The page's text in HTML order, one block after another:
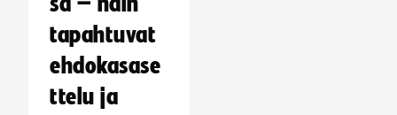
tapahtuvat
ehdokasase
ttelu ja